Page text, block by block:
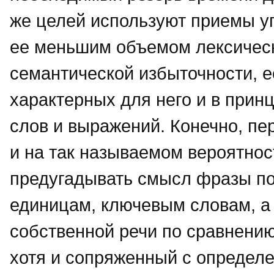
же целей используют приемы
ее меньшим объемом
семантической избыточности,
характерных для него и в
слов и выражений. Конечно,
и на так называемом
предугадывать смысл фразы
единицам, ключевым словам, а
собственной речи по
хотя и сопряженный с